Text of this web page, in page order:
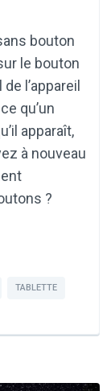
bouton
le bouton
l’appareil
qu’un
apparaît,
à nouveau
?
TABLETTE